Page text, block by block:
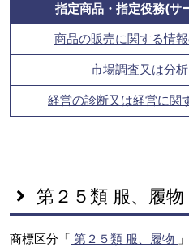
指定商品・指定役務(サ
商品の販売に関する情
市場調査又は分析
経営の診断又は経営に関
第２５類 服、履物
商標区分「 第２５類 服、履物